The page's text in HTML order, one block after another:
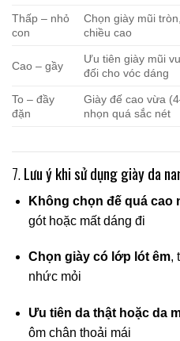
Thấp – nhỏ
con
Chọn giày mũi
chiều cao
Cao – gầy
Ưu tiên giày mũi
đối cho vóc dáng
To – đầy
đặn
Giày đế cao vừa
nhọn quá sắc nét
7.Lưu ý khi sử dụng giày da
Không chọn đế quá cao
gót hoặc mất dáng đi
Chọn giày có lớp lót êm,
nhức mỏi
Ưu tiên da thật hoặc da
ôm chân thoải mái